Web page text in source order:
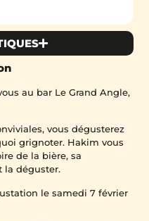
au bar Le Grand Angle,
vous dégusterez
grignoter. Hakim vous
de la bière, sa
la déguster.
le samedi 7 février